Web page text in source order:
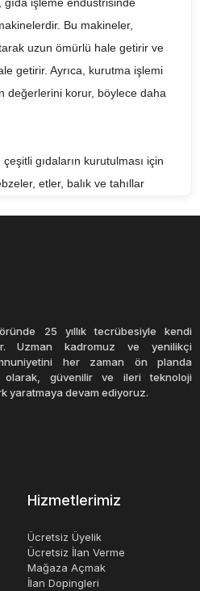
Bu makineler,
uzun ömürlü hale getirir ve
getirir. Ayrıca, kurutma işlemi
değerlerini korur, böylece daha
gıdaların kurutulması için
etler, balık ve tahıllar
tiplerde gelir. Bazıları
türüne ve kurutma
sıcaklığa bağlı olarak, farklı
işleme endüstrisinde
daha uzun süre
olanak tanır.
taşınması ve
25 yıllık tecrübesiyle kendi
Uzman kadromuz ve yenilikçi
her zaman ön planda
olarak, güvenilir ve ileri teknoloji
yaratmaya devam ediyoruz.
Hizmetlerimiz
Ücretsiz Üyelik
Ücretsiz İlan Verme
Mağaza Açmak
İlan Dopingleri